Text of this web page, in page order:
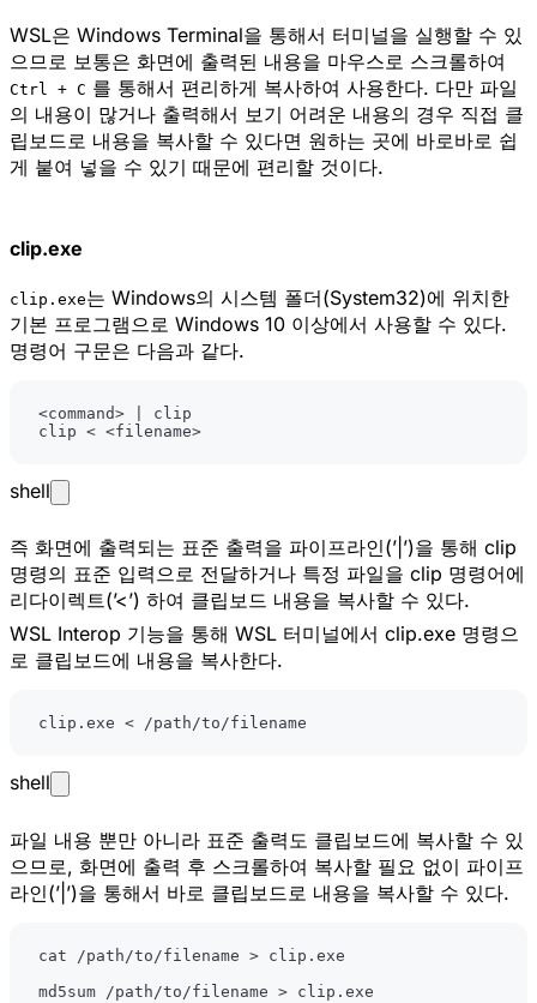
WSL은 Windows Terminal을 통해서 터미널을 실행할 수 있
으므로 보통은 화면에 출력된 내용을 마우스로 스크롤하여
Ctrl + C 를 통해서 편리하게 복사하여 사용한다. 다만 파일
의 내용이 많거나 출력해서 보기 어려운 내용의 경우 직접 클
립보드로 내용을 복사할 수 있다면 원하는 곳에 바로바로 쉽
게 붙여 넣을 수 있기 때문에 편리할 것이다.
clip.exe
clip.exe는 Windows의 시스템 폴더(System32)에 위치한
기본 프로그램으로 Windows 10 이상에서 사용할 수 있다.
명령어 구문은 다음과 같다.
<command>
clip < <filename>
shell
즉 화면에 출력되는 표준 출력을 파이프라인(’|’)을 통해 clip
명령의 표준 입력으로 전달하거나 특정 파일을 clip 명령어에
리다이렉트(’<’) 하여 클립보드 내용을 복사할 수 있다.
WSL Interop 기능을 통해 WSL 터미널에서 clip.exe 명령으
로 클립보드에 내용을 복사한다.
clip.exe < /path/to/filename
shell
파일 내용 뿐만 아니라 표준 출력도 클립보드에 복사할 수 있
으므로, 화면에 출력 후 스크롤하여 복사할 필요 없이 파이프
라인(’|’)을 통해서 바로 클립보드로 내용을 복사할 수 있다.
cat /path/to/filename >
md5sum /path/to/filename >